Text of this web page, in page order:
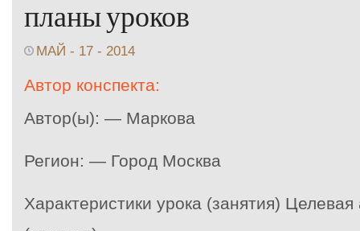
планы уроков
МАЙ - 17 - 2014
Автор конспекта:
Автор(ы): — Маркова
Регион: — Город Москва
Характеристики урока (занятия)